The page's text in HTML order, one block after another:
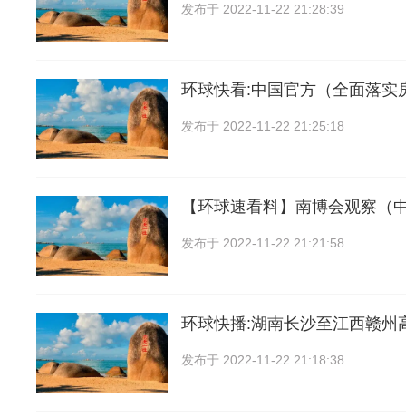
发布于 2022-11-22 21:28:39
环球快看:中国官方（全面落实
发布于 2022-11-22 21:25:18
【环球速看料】南博会观察（
发布于 2022-11-22 21:21:58
环球快播:湖南长沙至江西赣州
发布于 2022-11-22 21:18:38